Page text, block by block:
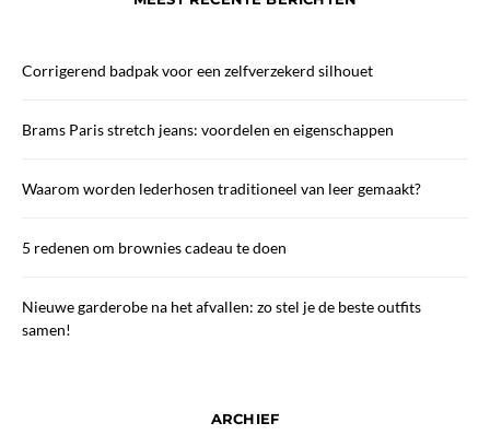
Corrigerend badpak voor een zelfverzekerd silhouet
Brams Paris stretch jeans: voordelen en eigenschappen
Waarom worden lederhosen traditioneel van leer gemaakt?
5 redenen om brownies cadeau te doen
Nieuwe garderobe na het afvallen: zo stel je de beste outfits
samen!
ARCHIEF